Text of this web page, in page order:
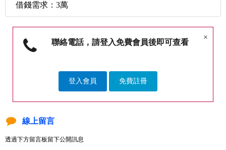
借錢需求：3萬
×
聯絡電話，請登入免費會員後即可查看
登入會員 免費註冊
線上留言
透過下方留言板留下公開訊息